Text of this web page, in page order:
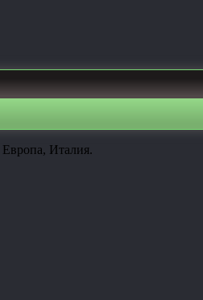
Италия.